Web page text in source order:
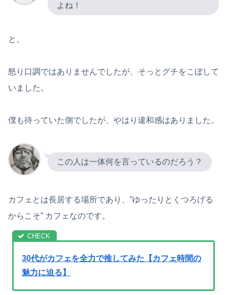
よね！
と。
怒り口調ではありませんでしたが、そっとグチをこぼして
いました。
僕も待っていた側でしたが、やはり違和感はありました。
この人は一体何を言っているのだろう？
カフェとは長居する場所であり、”ゆったりとくつろげる
からこそ” カフェなのです。
30代がカフェを全力で推してみた【カフェ時間の
魅力に迫る】